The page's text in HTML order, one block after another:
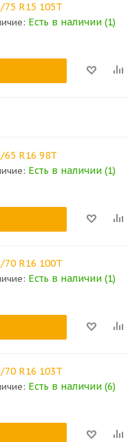
R15 105T
Есть в наличии (1)
R16 98T
Есть в наличии (1)
R16 100T
Есть в наличии (1)
R16 103T
Есть в наличии (6)